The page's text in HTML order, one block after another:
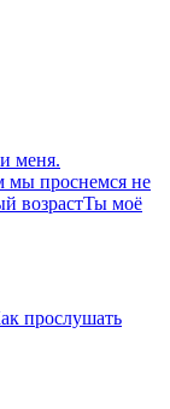
меня.
мы проснемся не
возрастТы моё
прослушать